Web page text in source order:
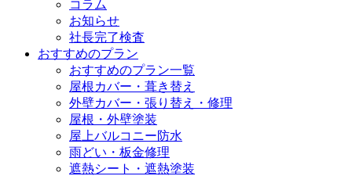
コラム
お知らせ
社長完了検査
おすすめのプラン
おすすめのプラン一覧
屋根カバー・葺き替え
外壁カバー・張り替え・修理
屋根・外壁塗装
屋上バルコニー防水
雨どい・板金修理
遮熱シート・遮熱塗装